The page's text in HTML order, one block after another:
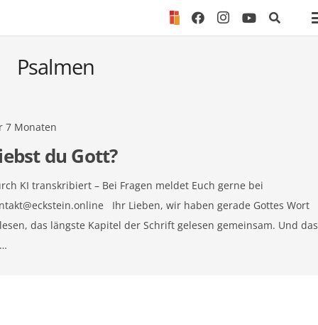
Psalmen
7 Monaten
du Gott?
KI transkribiert – Bei Fragen meldet Euch gerne bei
Ihr Lieben, wir haben gerade Gottes Wort
das längste Kapitel der Schrift gelesen gemeinsam. Und das